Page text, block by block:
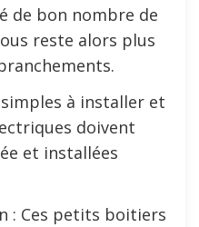
de bon nombre de
reste alors plus
à installer et
doivent
et installées
: Ces petits boitiers